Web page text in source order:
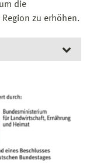
die
zu erhöhen.